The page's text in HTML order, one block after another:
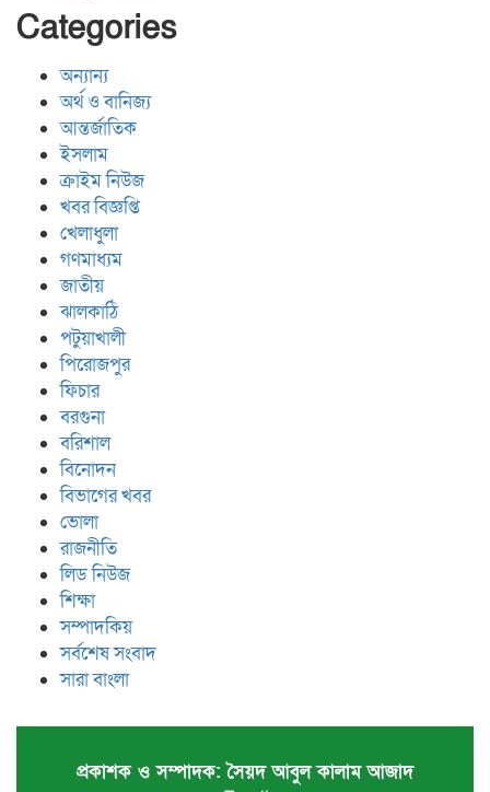
Categories
অন্যান্য
অর্থ ও বানিজ্য
আন্তর্জাতিক
ইসলাম
ক্রাইম নিউজ
খবর বিজ্ঞপ্তি
খেলাধুলা
গণমাধ্যম
জাতীয়
ঝালকাঠি
পটুয়াখালী
পিরোজপুর
ফিচার
বরগুনা
বরিশাল
বিনোদন
বিভাগের খবর
ভোলা
রাজনীতি
লিড নিউজ
শিক্ষা
সম্পাদকিয়
সর্বশেষ সংবাদ
সারা বাংলা
প্রকাশক ও সম্পাদক: সৈয়দ আবুল কালাম আজাদ